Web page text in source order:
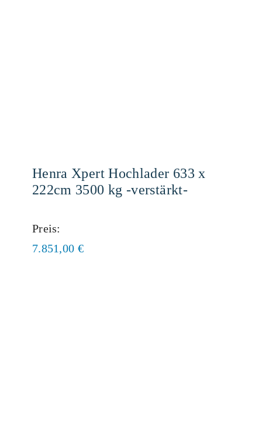
Henra Xpert Hochlader 633 x
222cm 3500 kg -verstärkt-
Preis:
7.851,00 €